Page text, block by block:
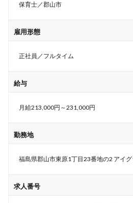
保育士／郡山市
雇用形態
正社員／フルタイム
給与
月給213,000円～231,000円
勤務地
福島県郡山市東原1丁目23番地の2 アイ
求人番号